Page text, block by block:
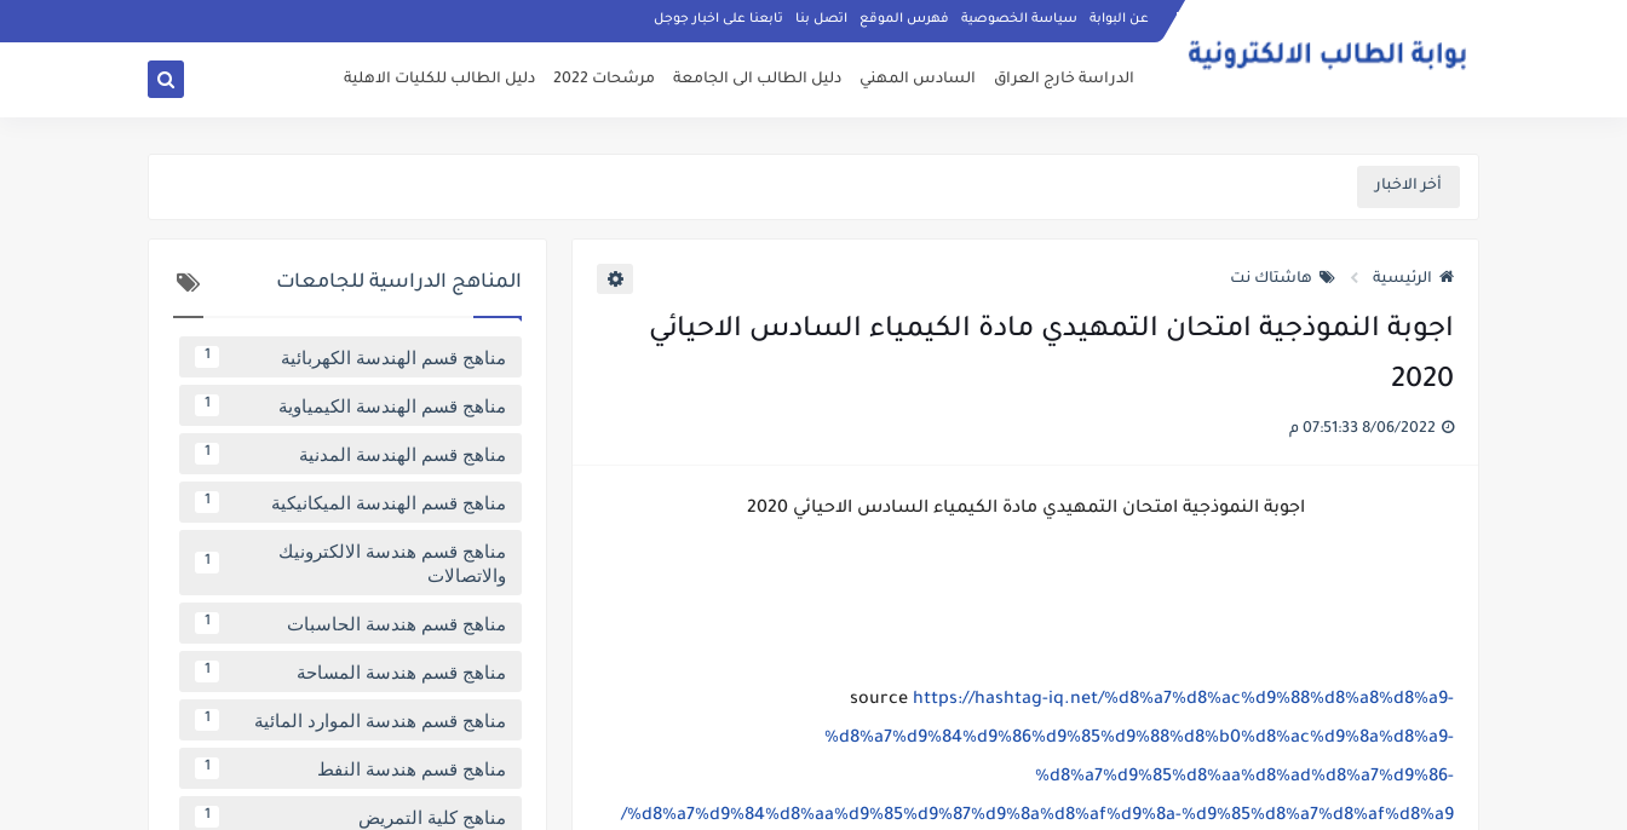
عن البوابة سياسة الخصوصية فهرس الموقع اتصل بنا تابعنا على اخبار جوجل
الدراسة خارج العراق السادس المهني دليل الطالب الى الجامعة مرشحات 2022 دليل الطالب للكليات الاهلية
أخر الاخبار
الرئيسية هاشتاك نت
اجوبة النموذجية امتحان التمهيدي مادة الكيمياء السادس الاحيائي
2020
اجوبة النموذجية امتحان التمهيدي مادة الكيمياء السادس الاحيائي 2020
source https://hashtag-iq.net/%d8%a7%d8%ac%d9%88%d8%a8%d8%a9-
%d8%a7%d9%84%d9%86%d9%85%d9%88%d8%b0%d8%ac%d9%8a%d8%a9-
%d8%a7%d9%85%d8%aa%d8%ad%d8%a7%d9%86-
%d8%a7%d9%84%d8%aa%d9%85%d9%87%d9%8a%d8%af%d9%8a-%d9%85%d8%a7%d8%af%d8%a9/
المناهج الدراسية للجامعات
مناهج قسم الهندسة الكهربائية 1
مناهج قسم الهندسة الكيمياوية 1
مناهج قسم الهندسة المدنية 1
مناهج قسم الهندسة الميكانيكية 1
مناهج قسم هندسة الالكترونيك
والاتصالات
1
مناهج قسم هندسة الحاسبات 1
مناهج قسم هندسة المساحة 1
مناهج قسم هندسة الموارد المائية 1
مناهج قسم هندسة النفط 1
مناهج كلية التمريض 1